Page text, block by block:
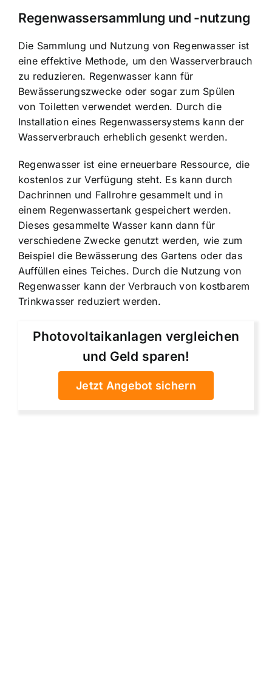
Regenwassersammlung und -nutzung
Die Sammlung und Nutzung von Regenwasser ist
eine effektive Methode, um den Wasserverbrauch
zu reduzieren. Regenwasser kann für
Bewässerungszwecke oder sogar zum Spülen
von Toiletten verwendet werden. Durch die
Installation eines Regenwassersystems kann der
Wasserverbrauch erheblich gesenkt werden.
Regenwasser ist eine erneuerbare Ressource, die
kostenlos zur Verfügung steht. Es kann durch
Dachrinnen und Fallrohre gesammelt und in
einem Regenwassertank gespeichert werden.
Dieses gesammelte Wasser kann dann für
verschiedene Zwecke genutzt werden, wie zum
Beispiel die Bewässerung des Gartens oder das
Auffüllen eines Teiches. Durch die Nutzung von
Regenwasser kann der Verbrauch von kostbarem
Trinkwasser reduziert werden.
Photovoltaikanlagen vergleichen
und Geld sparen!
Jetzt Angebot sichern